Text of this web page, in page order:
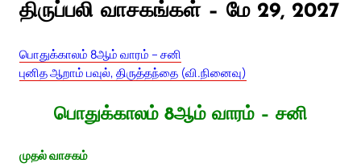
திருப்பலி வாசகங்கள் – மே 29, 2027
பொதுக்காலம் 8ஆம் வாரம் – சனி
புனித ஆறாம் பவுல், திருத்தந்தை (வி.நினைவு)
பொதுக்காலம் 8ஆம் வாரம் – சனி
முதல் வாசகம்